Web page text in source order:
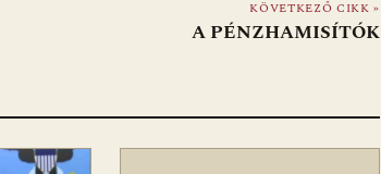
KÖVETKEZŐ CIKK »
A PÉNZHAMISÍTÓK